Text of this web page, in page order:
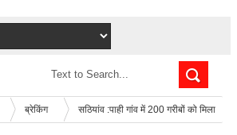
ब्रेकिंग
सठियांव :पाही गांव में 200 गरीबों को मिला